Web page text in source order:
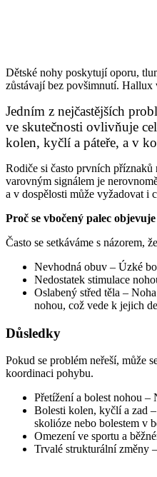
Dětské nohy poskytují oporu,
zůstávají bez povšimnutí. Hallux
Jedním z nejčastějších
ve skutečnosti ovlivňuje
kolen, kyčlí a páteře, a v
Rodiče si často prvních příznaků
varovným signálem je
a v dospělosti může vyžadovat i
Proč se vbočený palec
Často se setkáváme s názorem,
Nevhodná obuv – Úzké
Nedostatek stimulace
Oslabený střed těla –
nohou, což vede k jejich
Důsledky
Pokud se problém neřeší, může
koordinaci pohybu.
Přetížení a bolest nohou –
Bolesti kolen, kyčlí a zad
skolióze nebo bolestem v
Omezení ve sportu a
Trvalé strukturální změny